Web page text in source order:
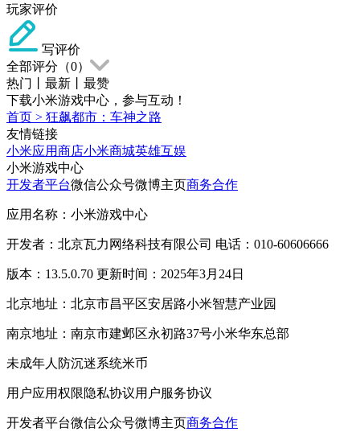
玩家评价
写评价
全部评分（0）
热门
最新
最赞
下载小米游戏中心，参与互动！
首页 > 狂飙都市：车神之路
友情链接
小米应用商店小米商城英雄互娱
小米游戏中心
开发者平台微信公众号微博主页商务合作
应用名称：小米游戏中心
开发者：北京瓦力网络科技有限公司 电话：010-60606666
版本：13.5.0.70 更新时间：2025年3月24日
北京地址：北京市昌平区安居路小米智慧产业园
南京地址：南京市建邺区永初路37号小米华东总部
未成年人防沉迷系统米币
用户应用权限隐私协议用户服务协议
开发者平台微信公众号微博主页商务合作